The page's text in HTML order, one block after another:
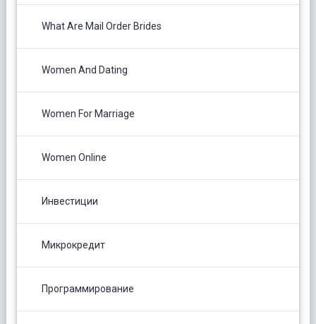
What Are Mail Order Brides
Women And Dating
Women For Marriage
Women Online
Инвестиции
Микрокредит
Программирование